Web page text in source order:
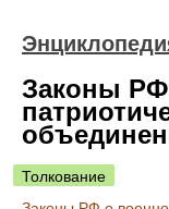
Законы
Толкование